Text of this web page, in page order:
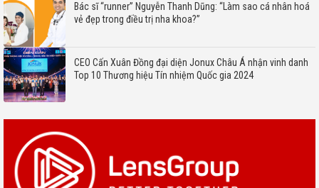
Bác sĩ “runner” Nguyễn Thanh Dũng: “Làm sao cá nhân hoá
vẻ đẹp trong điều trị nha khoa?”
CEO Cấn Xuân Đồng đại diện Jonux Châu Á nhận vinh danh
Top 10 Thương hiệu Tín nhiệm Quốc gia 2024